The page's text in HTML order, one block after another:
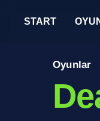
START
Oyunlar